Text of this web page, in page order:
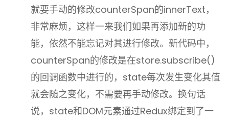
就要手动的修改counterSpan的innerText，
非常麻烦，这样一来我们如果再添加新的功
能，依然不能忘记对其进行修改。新代码中，
counterSpan的修改是在store.subscribe()
的回调函数中进行的，state每次发生变化其值
就会随之变化，不需要再手动修改。换句话
说，state和DOM元素通过Redux绑定到了一